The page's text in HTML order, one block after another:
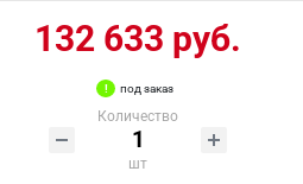
132 633 руб.
под заказ
Количество
шт